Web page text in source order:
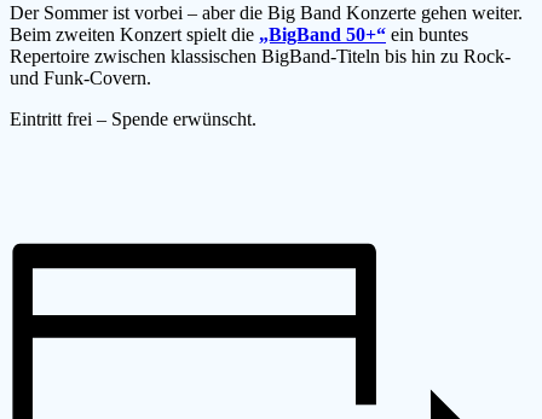
Der Sommer ist vorbei – aber die Big Band Konzerte gehen weiter.
Beim zweiten Konzert spielt die „BigBand 50+“ ein buntes
Repertoire zwischen klassischen BigBand-Titeln bis hin zu Rock-
und Funk-Covern.
Eintritt frei – Spende erwünscht.